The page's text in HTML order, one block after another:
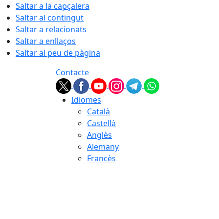
Saltar a la capçalera
Saltar al contingut
Saltar a relacionats
Saltar a enllaços
Saltar al peu de pàgina
Contacte
Idiomes
Català
Castellà
Anglès
Alemany
Francès